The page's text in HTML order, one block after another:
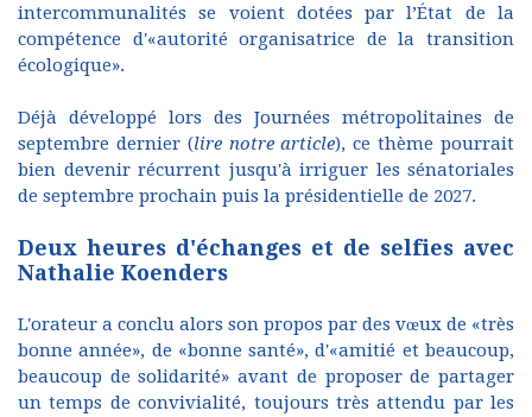
intercommunalités se voient dotées par l’État de la
compétence d'«autorité organisatrice de la transition
écologique».
Déjà développé lors des Journées métropolitaines de
septembre dernier (lire notre article), ce thème pourrait
bien devenir récurrent jusqu'à irriguer les sénatoriales
de septembre prochain puis la présidentielle de 2027.
Deux heures d'échanges et de selfies avec
Nathalie Koenders
L'orateur a conclu alors son propos par des vœux de «très
bonne année», de «bonne santé», d'«amitié et beaucoup,
beaucoup de solidarité» avant de proposer de partager
un temps de convivialité, toujours très attendu par les